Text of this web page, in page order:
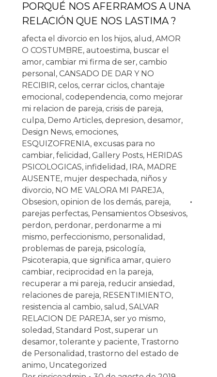
PORQUÉ NOS AFERRAMOS A UNA
RELACIÓN QUE NOS LASTIMA ?
afecta el divorcio en los hijos, alud , AMOR
O COSTUMBRE, autoestima, buscar el
amor, cambiar mi firma de ser, cambio
personal , CANSADO DE DAR Y NO
RECIBIR, celos, cerrar ciclos, chantaje
emocional , codependencia, como mejorar
mi relacion de pareja, crisis de pareja,
culpa, Demo Articles, depresion, desamor,
Design News, emociones,
ESQUIZOFRENIA, excusas para no
cambiar, felicidad , Gallery Posts, HERIDAS
PSICOLOGICAS, infidelidad , IRA, MADRE
AUSENTE, mujer despechada, niños y
divorcio, NO ME VALORA MI PAREJA,
Obsesion, opinion de los demás, pareja,
parejas perfectas, Pensamientos Obsesivos,
perdon, perdonar, perdonarme a mi
mismo, perfeccionismo, personalidad ,
problemas de pareja, psicología,
Psicoterapia, que significa amar, quiero
cambiar, reciprocidad en la pareja,
recuperar a mi pareja, reducir ansiedad ,
relaciones de pareja, RESENTIMIENTO,
resistencia al cambio, salud , SALVAR
RELACION DE PAREJA, ser yo mismo,
soledad , Standard Post, superar un
desamor, tolerante y paciente, Trastorno
de Personalidad , trastorno del estado de
animo, Uncategorized